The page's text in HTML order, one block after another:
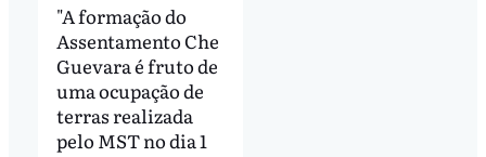
"A formação do
Assentamento Che
Guevara é fruto de
uma ocupação de
terras realizada
pelo MST no dia 1